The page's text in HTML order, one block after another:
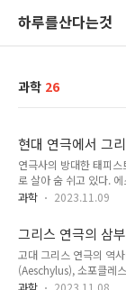
하루를산다는것
과학 26
현대 연극에서 그
연극사의 방대한 태피
로 살아 숨 쉬고 있다.
데스(Euripides)의 중후
적인 영향력의 진정한
을 불어넣는 무수한 각
을 연결하는 복잡한 실
를 어떻게 재구성하고
빠르게 변화하는 세계의
과학 2023.11.09
그리스 연극의 삼
고대 그리스 연극의 역
(Aeschylus), 소포클레
기 그리스 극작가의 3대
과학 2023.11.08